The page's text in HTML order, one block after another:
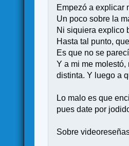
Empezó a explicar
Un poco sobre la
Ni siquiera explico
Hasta tal punto,
Es que no se
Y a mi me
distinta. Y luego a
Lo malo es que
pues date por
Sobre